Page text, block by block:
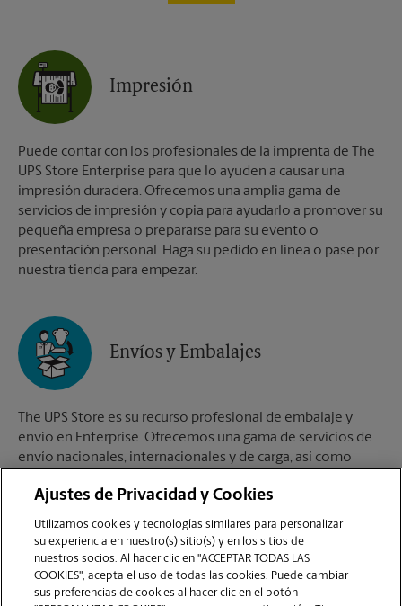
Impresión
Puede contar con los profesionales de la imprenta de The
UPS Store Enterprise para que lo ayuden a causar una
impresión duradera. Ofrecemos una amplia gama de
servicios de impresión y copia para ayudarlo a promover su
pequeña empresa o prepararse para su evento o
presentación personal. Haga su pedido en línea o pase por
nuestra tienda para empezar.
Envíos y Embalajes
The UPS Store es su recurso profesional de embalaje y
envío en Enterprise. Ofrecemos una gama de servicios de
envío nacionales, internacionales y de carga, así como
suministros de embalaje. Los The UPS Store Certified
Packing Experts en Enterprise están aquí para ayudarlo a
realizar sus envíos con confianza.
Ajustes de Privacidad y Cookies
Utilizamos cookies y tecnologías similares para personalizar
su experiencia en nuestro(s) sitio(s) y en los sitios de
nuestros socios. Al hacer clic en "ACCEPTAR TODAS LAS
COOKIES", acepta el uso de todas las cookies. Puede cambiar
sus preferencias de cookies al hacer clic en el botón